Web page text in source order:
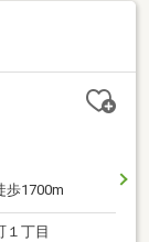
歩1700m
１丁目